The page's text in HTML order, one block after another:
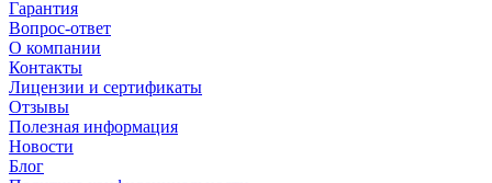
Гарантия
Вопрос-ответ
О компании
Контакты
Лицензии и сертификаты
Отзывы
Полезная информация
Новости
Блог